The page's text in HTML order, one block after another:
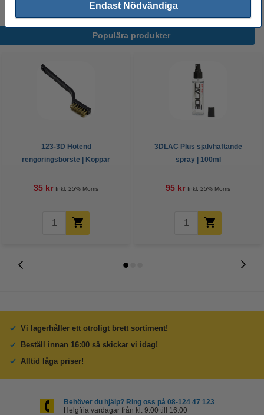
Endast Nödvändiga
Populära produkter
123-3D Hotend
rengöringsborste | Koppar
35 kr Inkl. 25% Moms
3DLAC Plus självhäftande
spray | 100ml
95 kr Inkl. 25% Moms
Vi lagerhåller ett otroligt brett sortiment!
Beställ innan 16:00 så skickar vi idag!
Alltid låga priser!
Behöver du hjälp? Ring oss på 08-124 47 123
Helgfria vardagar från kl. 9:00 till 16:00